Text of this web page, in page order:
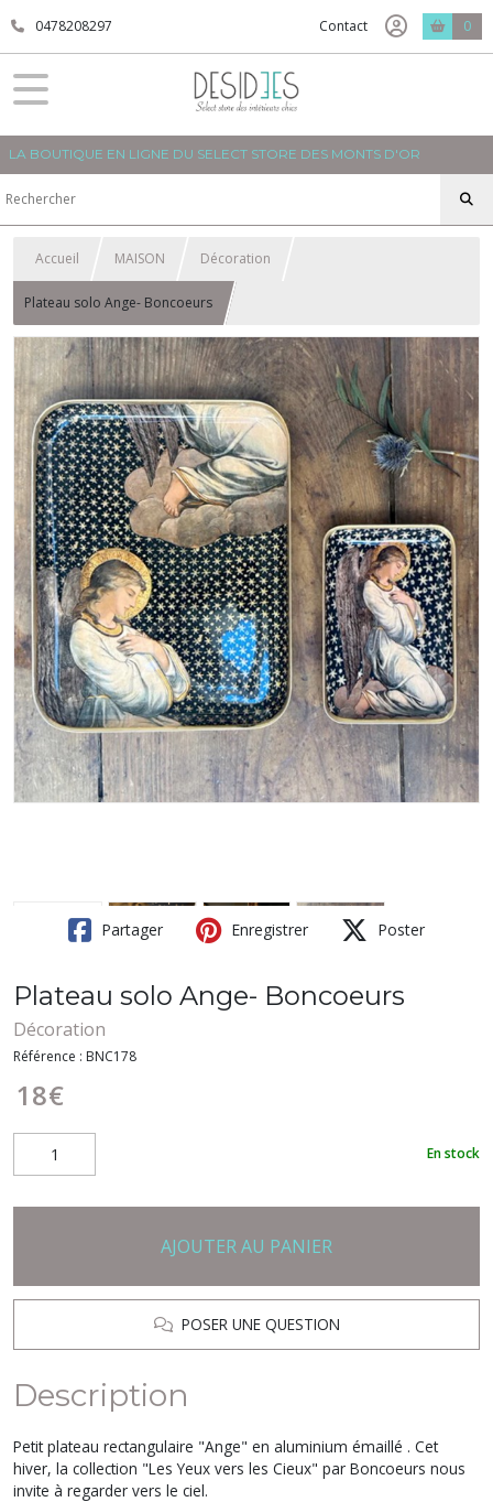
0478208297 Contact 0
LA BOUTIQUE EN LIGNE DU SELECT STORE DES MONTS D'OR
Accueil MAISON Décoration
Plateau solo Ange- Boncoeurs
Partager Enregistrer Poster
Plateau solo Ange- Boncoeurs
Décoration
Référence : BNC178
18€
En stock
AJOUTER AU PANIER
POSER UNE QUESTION
Description
Petit plateau rectangulaire "Ange" en aluminium émaillé . Cet
hiver, la collection "Les Yeux vers les Cieux" par Boncoeurs nous
invite à regarder vers le ciel.